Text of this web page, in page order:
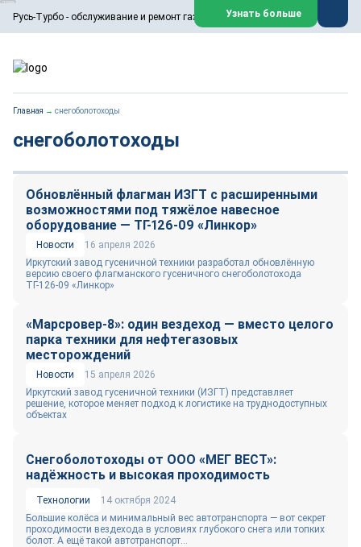
Русь-Турбо - обслуживание и ремонт газовых паровых турбин
ООО «Русь-Турбо» занимается сервисом газовых и паровых
турбин, комплексным ремонтом, восстановлением,
техническим обслуживанием оборудования ТЭС,
работают на нефтегазовых, нефтехимических,
металлургических и других предприятиях.
Реклама. ООО «Русь-Турбо», ИНН 7802588950
Перейти на сайт
Узнать больше
Главная → снегоболотоходы
снегоболотоходы
Обновлённый флагман ИЗГТ с расширенными
возможностями под тяжёлое навесное
оборудование — ТГ-126-09 «Линкор»
Новости
16 апреля 2026
Иркутский завод гусеничной техники разработал обновлённую
версию своего флагманского гусеничного снегоболотохода
ТГ-126-09 «Линкор»
«Марсровер-8»: один вездеход — вместо целого
парка техники для нефтегазовых
месторождений
Новости
15 апреля 2026
Иркутский завод гусеничной техники (ИЗГТ) представляет
решение, которое меняет подход к логистике на труднодоступных
объектах
Снегоболотоходы от ООО «МЕГ ВЕСТ»:
надёжность и высокая проходимость
Технологии
14 октября 2024
Большие колёса и минимальный вес автотранспорта — вот секрет
проходимости вездехода в условиях глубокого снега или топких
болот. А ещё такой автотранспорт...